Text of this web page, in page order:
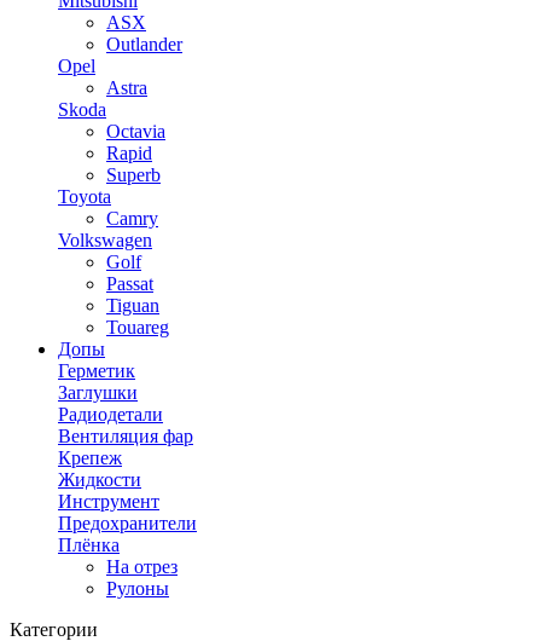
ASX
Outlander
Opel
Astra
Skoda
Octavia
Rapid
Superb
Toyota
Camry
Volkswagen
Golf
Passat
Tiguan
Touareg
Допы
Герметик
Заглушки
Радиодетали
Вентиляция фар
Крепеж
Жидкости
Инструмент
Предохранители
Плёнка
На отрез
Рулоны
Категории